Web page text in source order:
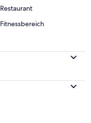
Restaurant
Fitnessbereich